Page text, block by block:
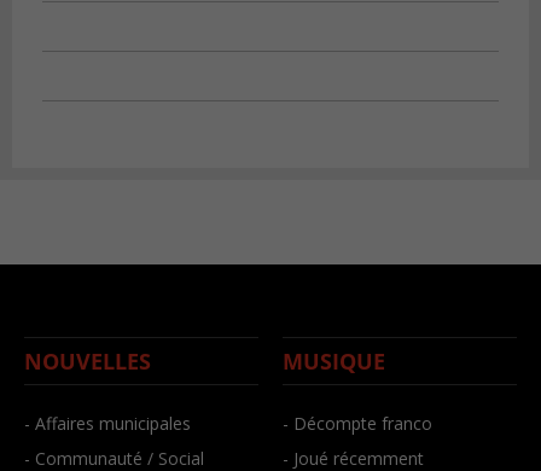
NOUVELLES
- Affaires municipales
- Communauté / Social
MUSIQUE
- Décompte franco
- Joué récemment